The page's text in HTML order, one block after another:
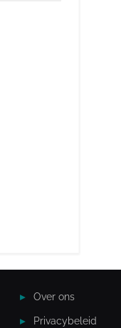
Over ons
Privacybeleid